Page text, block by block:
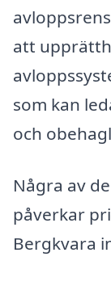
att
som kan
och
Några av
påverkar
Bergkvara